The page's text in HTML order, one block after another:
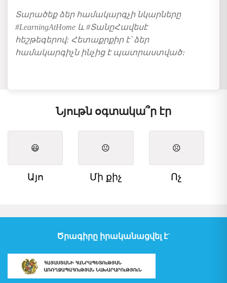
Տարածեք ձեր համակարգչի նկարները
#LearningAtHome և #ՏանըՀավեսէ
հեշթեգերով: Հետաքրքիր է՝ ձեր
համակարգիչն ինչից է պատրաստված։
Նյութն օգտակա՞ր էր
😃
Այո
😐
Մի քիչ
☹️
Ոչ
Ծրագիրը իրականացվել է`